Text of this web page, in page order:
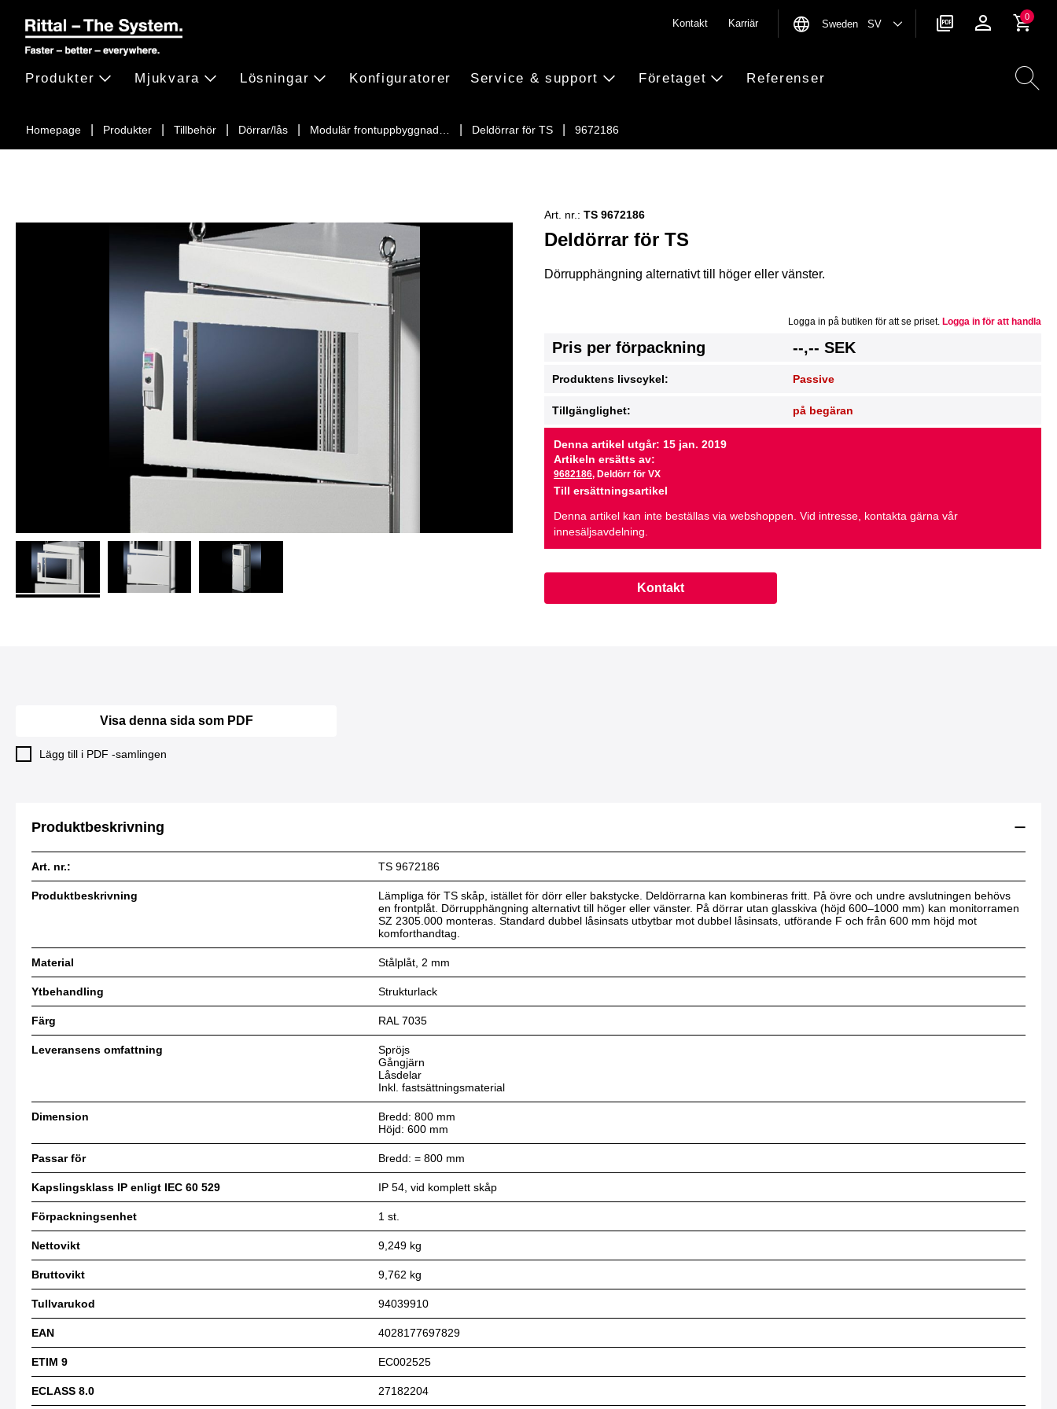
Homepage Produkter Tillbehör Dörrar/lås Modulär frontuppbyggnad… Deldörrar för TS 9672186
Produkter Mjukvara Lösningar Konfiguratorer Service & support Företaget Referenser
Kontakt Karriär Sweden SV
0
Deldörrar för TS
Art. nr.: TS 9672186
Dörrupphängning alternativt till höger eller vänster.
Logga in på butiken för att se priset. Logga in för att handla
Pris per förpackning --,-- SEK
Produktens livscykel: Passive
Tillgänglighet: på begäran
Denna artikel utgår: 15 jan. 2019
Artikeln ersätts av:
9682186, Deldörr för VX
Till ersättningsartikel
Denna artikel kan inte beställas via webshoppen. Vid intresse, kontakta gärna vår
innesäljsavdelning.
Kontakt
Visa denna sida som PDF
Lägg till i PDF -samlingen
Produktbeskrivning
Art. nr.: TS 9672186
Produktbeskrivning
Lämpliga för TS skåp, istället för dörr eller bakstycke. Deldörrarna kan kombineras fritt. På övre och undre avslutningen behövs
en frontplåt. Dörrupphängning alternativt till höger eller vänster. På dörrar utan glasskiva (höjd 600–1000 mm) kan monitorramen
SZ 2305.000 monteras. Standard dubbel låsinsats utbytbar mot dubbel låsinsats, utförande F och från 600 mm höjd mot
komforthandtag.
Material Stålplåt, 2 mm
Ytbehandling Strukturlack
Färg RAL 7035
Leveransens omfattning
Spröjs
Gångjärn
Låsdelar
Inkl. fastsättningsmaterial
Dimension
Bredd: 800 mm
Höjd: 600 mm
Passar för Bredd: = 800 mm
Kapslingsklass IP enligt IEC 60 529 IP 54, vid komplett skåp
Förpackningsenhet 1 st.
Nettovikt 9,249 kg
Bruttovikt 9,762 kg
Tullvarukod 94039910
EAN 4028177697829
ETIM 9 EC002525
ECLASS 8.0 27182204